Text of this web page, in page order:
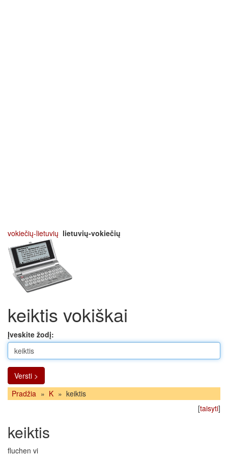
vokiečių-lietuvių lietuvių-vokiečių
keiktis vokiškai
Įveskite žodį:
Versti >
Pradžia » K » keiktis
[taisyti]
keiktis
fluchen vi